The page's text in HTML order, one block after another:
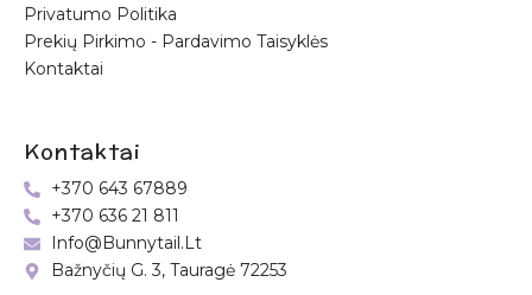
Privatumo Politika
Prekių Pirkimo - Pardavimo Taisyklės
Kontaktai
Kontaktai
+370 643 67889
+370 636 21 811
Info@bunnytail.lt
Bažnyčių G. 3, Tauragė 72253